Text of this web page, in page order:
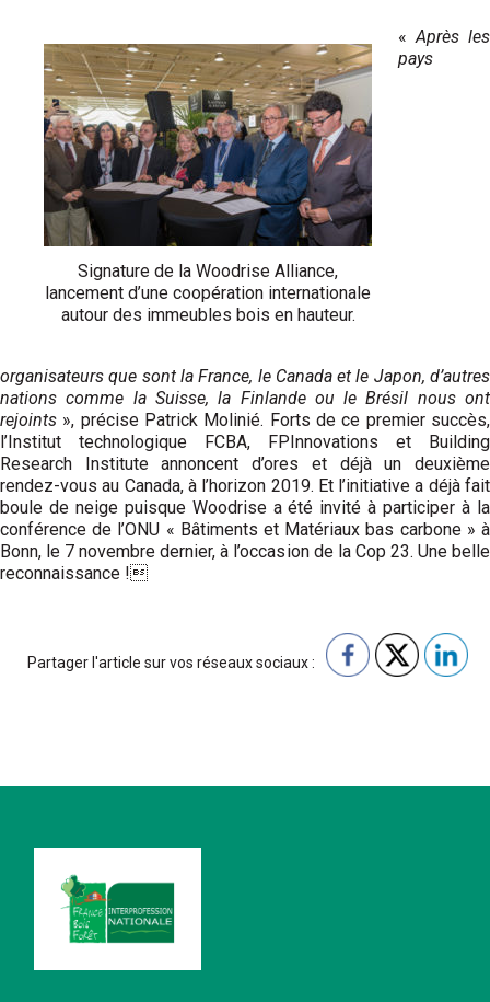
Signature de la Woodrise Alliance,
lancement d’une coopération internationale
autour des immeubles bois en hauteur.
« Après les
pays
organisateurs que sont la France, le Canada et le Japon, d’autres
nations comme la Suisse, la Finlande ou le Brésil nous ont
rejoints », précise Patrick Molinié. Forts de ce premier succès,
l’Institut technologique FCBA, FPInnovations et Building
Research Institute annoncent d’ores et déjà un deuxième
rendez-vous au Canada, à l’horizon 2019. Et l’initiative a déjà fait
boule de neige puisque Woodrise a été invité à participer à la
conférence de l’ONU « Bâtiments et Matériaux bas carbone » à
Bonn, le 7 novembre dernier, à l’occasion de la Cop 23. Une belle
reconnaissance !
Partager l'article sur vos réseaux sociaux :